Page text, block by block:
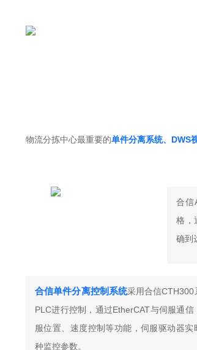
物流分拣中心最重要的单件分离系统、DWS
合信
格，
确到
合信单件分离控制系统采用合信CTH300
PLC进行控制，通过EtherCAT与伺服通信
服位置、速度控制等功能，伺服驱动器实
种监控参数。